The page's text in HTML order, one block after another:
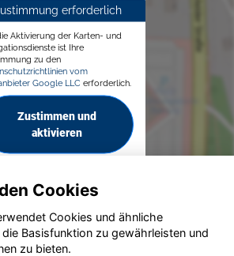
erforderlich
Aktivierung der Karten- und
ist Ihre
zu den
vom
Google LLC erforderlich.
Zustimmen und
aktivieren
GmbH 2020 - 2026
Cookies
Cookies und ähnliche
Basisfunktion zu gewährleisten und
zu bieten.